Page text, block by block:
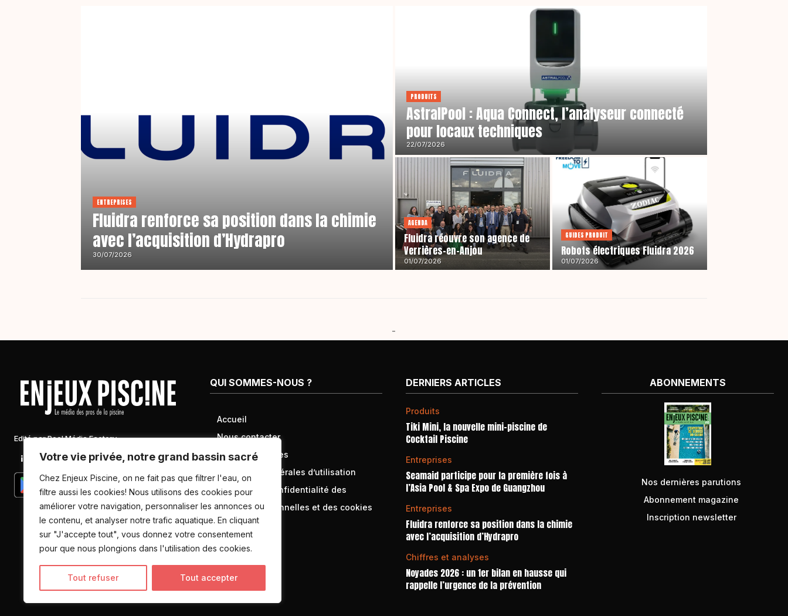
Votre vie privée, notre grand bassin sacré
Chez Enjeux Piscine, on ne fait pas que filtrer l'eau, on
filtre aussi les cookies! Nous utilisons des cookies pour
améliorer votre navigation, personnaliser les annonces ou
le contenu, et analyser notre trafic aquatique. En cliquant
sur "J'accepte tout", vous donnez votre consentement
pour que nous plongions dans l'utilisation des cookies.
Tout refuser Tout accepter
ENTREPRISES
Fluidra renforce sa position dans la chimie
avec l’acquisition d’Hydrapro
30/07/2026
PRODUITS
AstralPool : Aqua Connect, l’analyseur connecté
pour locaux techniques
22/07/2026
AGENDA
Fluidra réouvre son agence de
Verrières-en-Anjou
01/07/2026
GUIDES PRODUIT
Robots électriques Fluidra 2026
01/07/2026
-
Edité par Pool Média Factory
Linkedin Newsletter
QUI SOMMES-NOUS ?
Accueil
Nous contacter
Mentions légales
Conditions générales d’utilisation
Politique de confidentialité des
données personnelles et des cookies
DERNIERS ARTICLES
Produits
Tiki Mini, la nouvelle mini-piscine de
Cocktail Piscine
Entreprises
Seamaid participe pour la première fois à
l’Asia Pool & Spa Expo de Guangzhou
Entreprises
Fluidra renforce sa position dans la chimie
avec l’acquisition d’Hydrapro
Chiffres et analyses
Noyades 2026 : un 1er bilan en hausse qui
rappelle l’urgence de la prévention
ABONNEMENTS
Nos dernières parutions
Abonnement magazine
Inscription newsletter